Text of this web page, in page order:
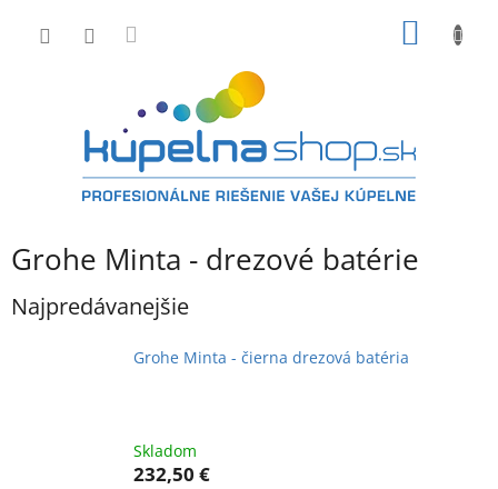
Grohe Minta - drezové batérie
Najpredávanejšie
Grohe Minta - čierna drezová batéria
Skladom
232,50 €